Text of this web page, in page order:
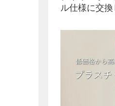
ル仕様に交